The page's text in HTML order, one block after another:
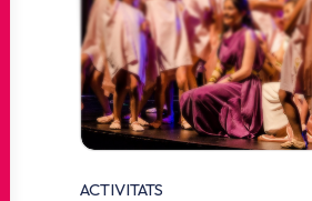
ACTIVITATS